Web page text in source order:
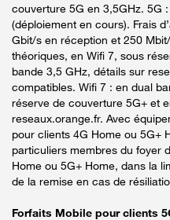
couverture 5G en 3,5GHz. 5G
(déploiement en cours). Frais
Gbit/s en réception et 250
théoriques, en Wifi 7, sous
bande 3,5 GHz, détails sur
compatibles. Wifi 7 : en dual
réserve de couverture 5G+ et
reseaux.orange.fr. Avec
pour clients 4G Home ou 5G+
particuliers membres du foyer
Home ou 5G+ Home, dans la
de la remise en cas de
Forfaits Mobile pour clients